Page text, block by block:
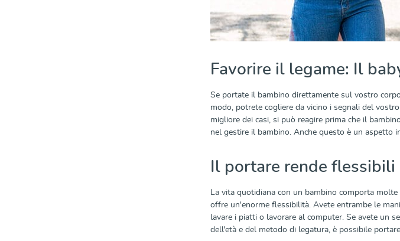
Favorire il legame: Il
Se portate il bambino direttamente sul vostro
modo, potrete cogliere da vicino i segnali del
migliore dei casi, si può reagire prima che il
nel gestire il bambino. Anche questo è un aspetto
Il portare rende flessibili
La vita quotidiana con un bambino comporta
offre un'enorme flessibilità. Avete entrambe le
lavare i piatti o lavorare al computer. Se avete un
dell'età e del metodo di legatura, è possibile